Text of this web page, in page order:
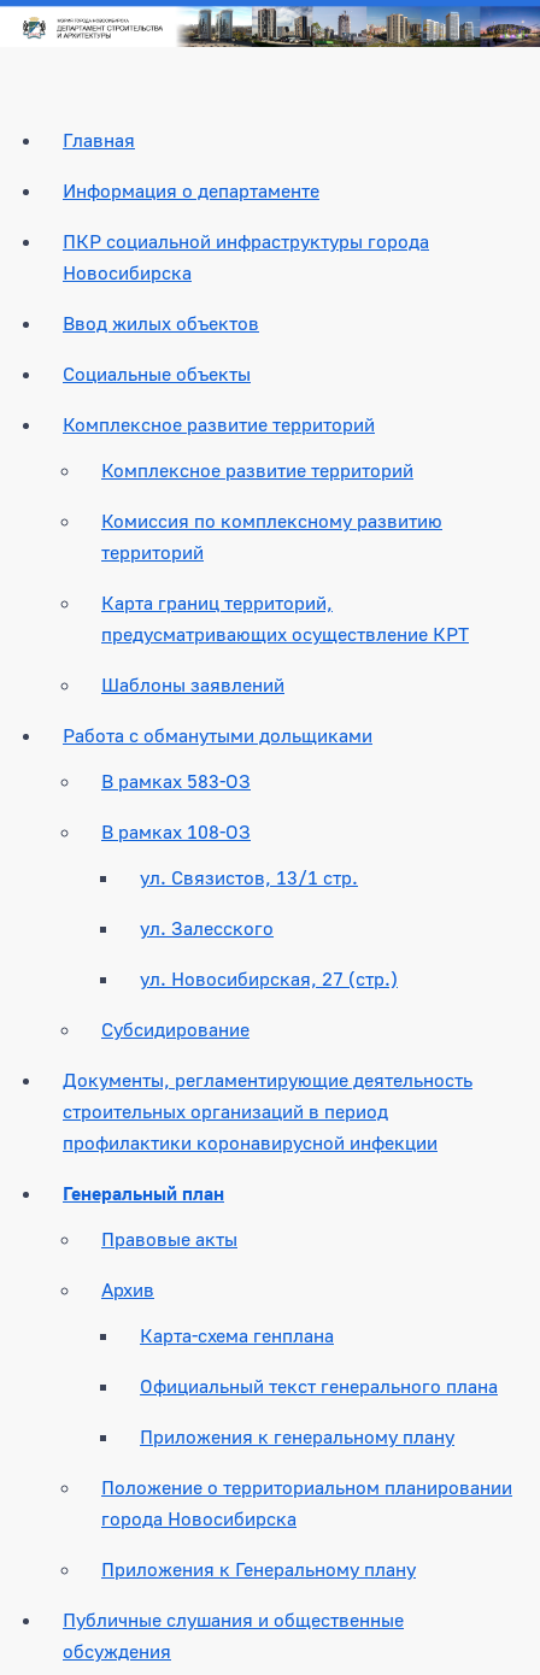
Главная
Информация о департаменте
ПКР социальной инфраструктуры города
Новосибирска
Ввод жилых объектов
Социальные объекты
Комплексное развитие территорий
Комплексное развитие территорий
Комиссия по комплексному развитию
территорий
Карта границ территорий,
предусматривающих осуществление КРТ
Шаблоны заявлений
Работа с обманутыми дольщиками
В рамках 583-ОЗ
В рамках 108-ОЗ
ул. Связистов, 13/1 стр.
ул. Залесского
ул. Новосибирская, 27 (стр.)
Субсидирование
Документы, регламентирующие деятельность
строительных организаций в период
профилактики коронавирусной инфекции
Генеральный план
Правовые акты
Архив
Карта-схема генплана
Официальный текст генерального плана
Приложения к генеральному плану
Положение о территориальном планировании
города Новосибирска
Приложения к Генеральному плану
Публичные слушания и общественные
обсуждения